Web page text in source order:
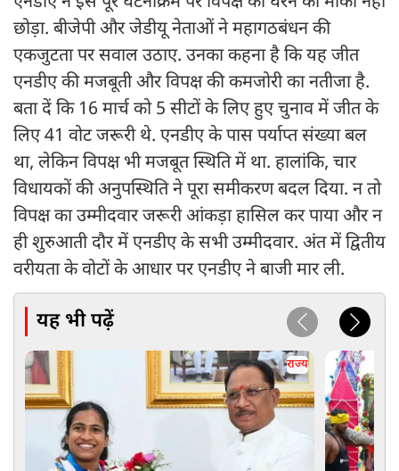
छोड़ा. बीजेपी और जेडीयू नेताओं ने महागठबंधन की
एकजुटता पर सवाल उठाए. उनका कहना है कि यह जीत
एनडीए की मजबूती और विपक्ष की कमजोरी का नतीजा है.
बता दें कि 16 मार्च को 5 सीटों के लिए हुए चुनाव में जीत के
लिए 41 वोट जरूरी थे. एनडीए के पास पर्याप्त संख्या बल
था, लेकिन विपक्ष भी मजबूत स्थिति में था. हालांकि, चार
विधायकों की अनुपस्थिति ने पूरा समीकरण बदल दिया. न तो
विपक्ष का उम्मीदवार जरूरी आंकड़ा हासिल कर पाया और न
ही शुरुआती दौर में एनडीए के सभी उम्मीदवार. अंत में द्वितीय
वरीयता के वोटों के आधार पर एनडीए ने बाजी मार ली.
यह भी पढ़ें
राज्य